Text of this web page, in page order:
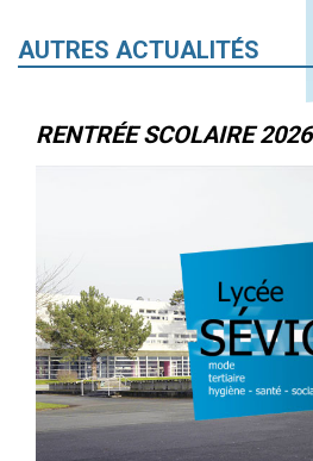
AUTRES ACTUALITÉS
RENTRÉE SCOLAIRE 2026